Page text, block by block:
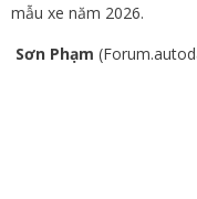
mẫu xe năm 2026.
Sơn Phạm